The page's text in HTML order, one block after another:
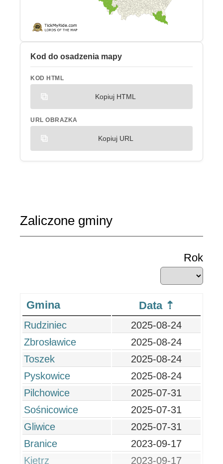
Kod do osadzenia mapy
KOD HTML
Kopiuj HTML
URL OBRAZKA
Kopiuj URL
Zaliczone gminy
Rok
Gmina Data
Rudziniec
2025-08-24
Zbrosławice
2025-08-24
Toszek
2025-08-24
Pyskowice
2025-08-24
Pilchowice
2025-07-31
Sośnicowice
2025-07-31
Gliwice
2025-07-31
Branice
2023-09-17
Kietrz
2023-09-17